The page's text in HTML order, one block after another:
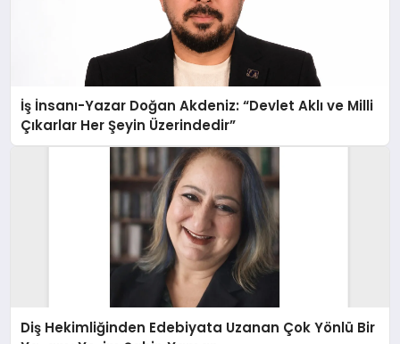
İş İnsanı-Yazar Doğan Akdeniz: “Devlet Aklı ve Milli
Çıkarlar Her Şeyin Üzerindedir”
Diş Hekimliğinden Edebiyata Uzanan Çok Yönlü Bir